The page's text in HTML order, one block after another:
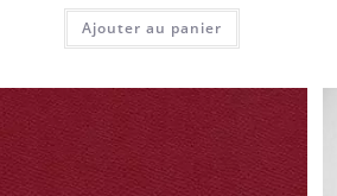
Ajouter au panier